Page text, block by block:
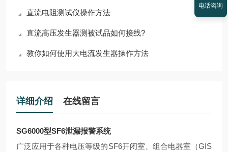
直流电阻测试仪操作方法
直流高压发生器测被试品如何接线?
教你如何使用大电流发生器操作方法
详细介绍 在线留言
SG6000型SF6泄漏报警系统
广泛应用于各种电压等级的SF6开闭室、组合电器室（GIS
电话咨询